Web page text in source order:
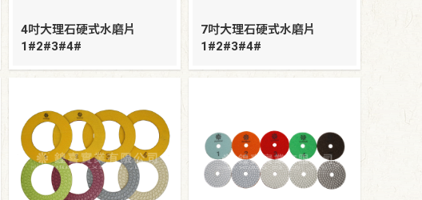
4吋大理石硬式水磨片
1#2#3#4#
7吋大理石硬式水磨片
1#2#3#4#